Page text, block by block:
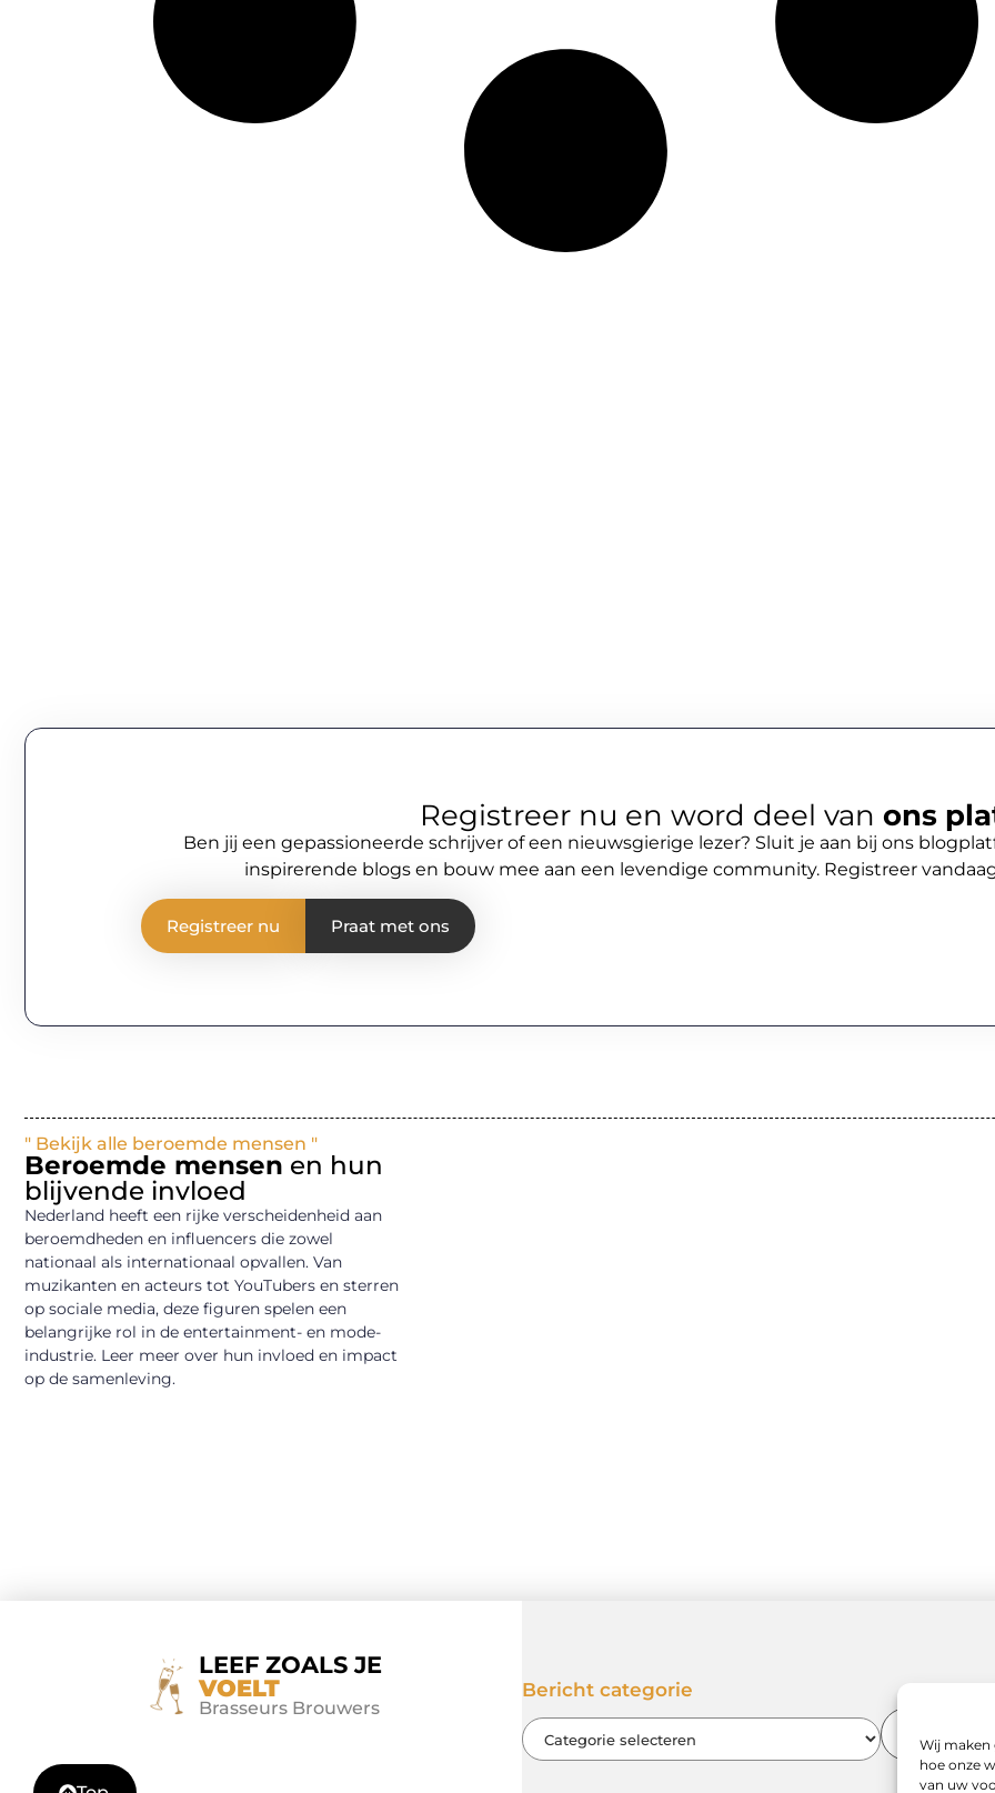
Wij maken
hoe onze
van uw
Registreer nu en word deel van ons
Ben jij een gepassioneerde schrijver of een nieuwsgierige lezer? Sluit je aan bij ons
inspirerende blogs en bouw mee aan een levendige community. Registreer
Registreer nu Praat met ons
" Bekijk alle beroemde mensen "
Beroemde mensen en hun
blijvende invloed
Nederland heeft een rijke verscheidenheid aan
beroemdheden en influencers die zowel
nationaal als internationaal opvallen. Van
muzikanten en acteurs tot YouTubers en sterren
op sociale media, deze figuren spelen een
belangrijke rol in de entertainment- en mode-
industrie. Leer meer over hun invloed en impact
op de samenleving.
LEEF ZOALS JE
VOELT
Brasseurs Brouwers
Bericht categorie